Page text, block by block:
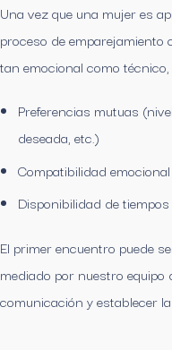
Una vez que una mujer es
proceso de emparejamiento
tan emocional como
Preferencias mutuas
deseada, etc.)
Compatibilidad
Disponibilidad de tiempos
El primer encuentro puede
mediado por nuestro
comunicación y establecer